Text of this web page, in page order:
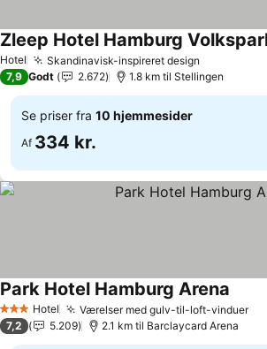
Hotel Skandinavisk-inspireret design
Zleep Hotel Hamburg
7,9 Godt 2.672 1.8 km til Stellingen
Se priser fra 10 hjemmesider
Af 334 kr.
3 StjernerHotel Værelser med gulv-til-loft-vinduerSe
Park Hotel Hamburg Arena
7,2 5.209 2.1 km til Barclaycard Arena